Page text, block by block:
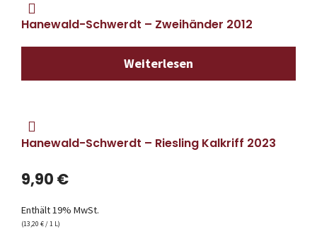
Hanewald-Schwerdt – Zweihänder 2012
Weiterlesen
Hanewald-Schwerdt – Riesling Kalkriff 2023
9,90 €
Enthält 19% MwSt.
(13,20 €/ 1 L)